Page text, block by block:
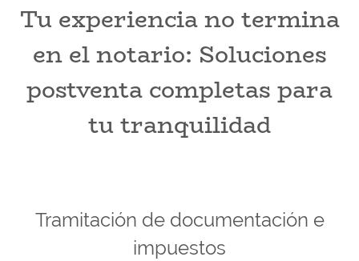
Tu experiencia no termina
en el notario: Soluciones
postventa completas para
tu tranquilidad
Tramitación de documentación e
impuestos